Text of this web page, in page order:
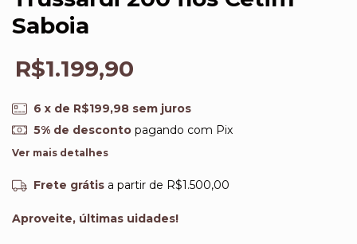
Saboia
R$1.199,90
6 x de R$199,98 sem juros
5% de descontopagando com Pix
Ver mais detalhes
Frete grátis a partir de R$1.500,00
Aproveite, últimas uidades!